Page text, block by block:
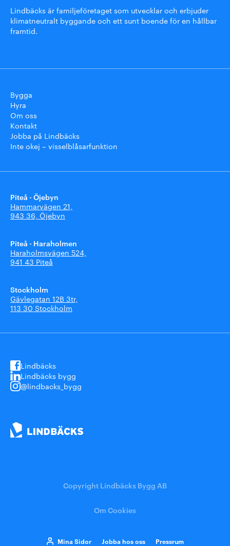
Lindbäcks är familjeföretaget som utvecklar och erbjuder
klimatneutralt byggande och ett sunt boende för en hållbar
framtid.
Bygga
Hyra
Om oss
Kontakt
Jobba på Lindbäcks
Inte okej – visselblåsarfunktion
Piteå - Öjebyn
Hammarvägen 21,
943 36, Öjebyn
Piteå - Haraholmen
Haraholmsvägen 524,
941 43 Piteå
Stockholm
Gävlegatan 12B 3tr,
113 30 Stockholm
Lindbäcks
Lindbäcks bygg
@lindbacks_bygg
Copyright Lindbäcks Bygg AB
Om Cookies
Mina Sidor Jobba hos oss Pressrum